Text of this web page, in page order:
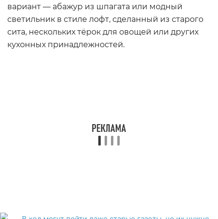
вариант — абажур из шпагата или модный
светильник в стиле лофт, сделанный из старого
сита, нескольких тёрок для овощей или других
кухонных принадлежностей.